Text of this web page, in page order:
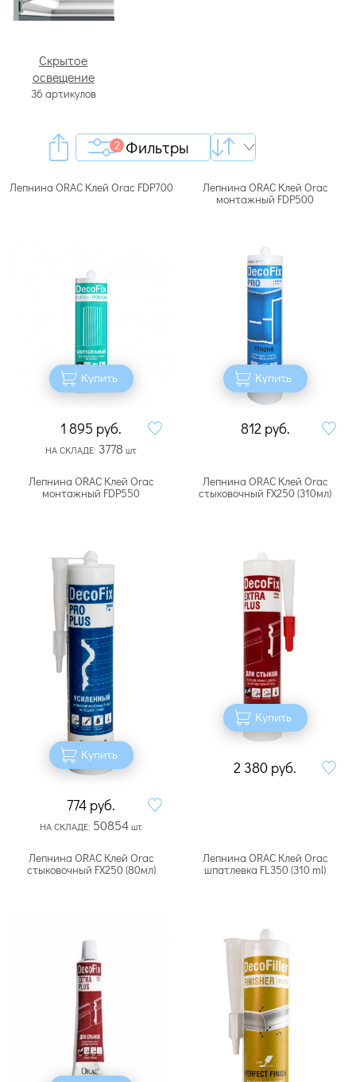
Скрытое
освещение
36 артикулов
Фильтры
2
Лепнина ORAC Клей Orac FDP700
Купить
1 895 руб.
НА СКЛАДЕ: 3778 шт
Лепнина ORAC Клей Orac
монтажный FDP500
Купить
812 руб.
Лепнина ORAC Клей Orac
монтажный FDP550
Купить
774 руб.
НА СКЛАДЕ: 50854шт
Лепнина ORAC Клей Orac
стыковочный FX250 (310мл)
Купить
2 380 руб.
Лепнина ORAC Клей Orac
стыковочный FX250 (80мл)
Лепнина ORAC Клей Orac
шпатлевка FL350 (310 ml)